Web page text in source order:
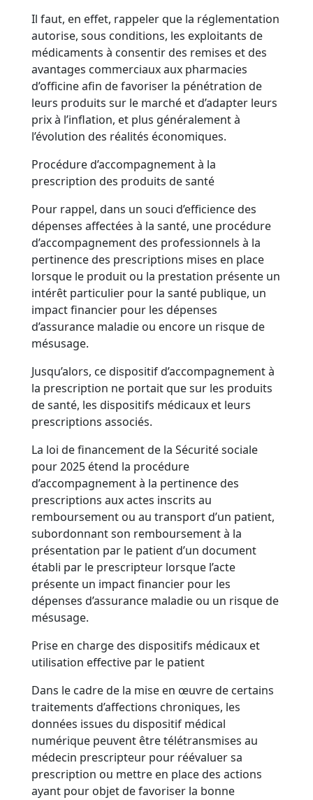
Il faut, en effet, rappeler que la réglementation
autorise, sous conditions, les exploitants de
médicaments à consentir des remises et des
avantages commerciaux aux pharmacies
d’officine afin de favoriser la pénétration de
leurs produits sur le marché et d’adapter leurs
prix à l’inflation, et plus généralement à
l’évolution des réalités économiques.
Procédure d’accompagnement à la
prescription des produits de santé
Pour rappel, dans un souci d’efficience des
dépenses affectées à la santé, une procédure
d’accompagnement des professionnels à la
pertinence des prescriptions mises en place
lorsque le produit ou la prestation présente un
intérêt particulier pour la santé publique, un
impact financier pour les dépenses
d’assurance maladie ou encore un risque de
mésusage.
Jusqu’alors, ce dispositif d’accompagnement à
la prescription ne portait que sur les produits
de santé, les dispositifs médicaux et leurs
prescriptions associés.
La loi de financement de la Sécurité sociale
pour 2025 étend la procédure
d’accompagnement à la pertinence des
prescriptions aux actes inscrits au
remboursement ou au transport d’un patient,
subordonnant son remboursement à la
présentation par le patient d’un document
établi par le prescripteur lorsque l’acte
présente un impact financier pour les
dépenses d’assurance maladie ou un risque de
mésusage.
Prise en charge des dispositifs médicaux et
utilisation effective par le patient
Dans le cadre de la mise en œuvre de certains
traitements d’affections chroniques, les
données issues du dispositif médical
numérique peuvent être télétransmises au
médecin prescripteur pour réévaluer sa
prescription ou mettre en place des actions
ayant pour objet de favoriser la bonne